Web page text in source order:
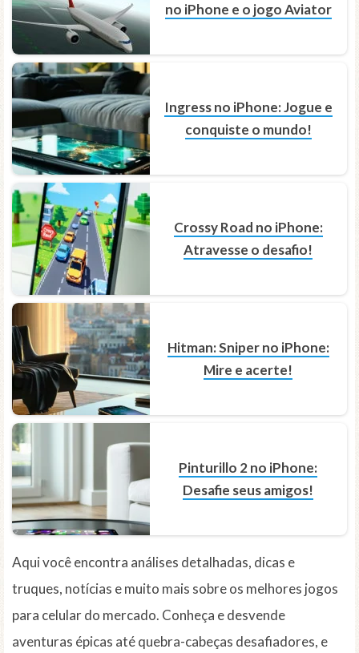
no iPhone e o jogo Aviator
Ingress no iPhone: Jogue e
conquiste o mundo!
Crossy Road no iPhone:
Atravesse o desafio!
Hitman: Sniper no iPhone:
Mire e acerte!
Pinturillo 2 no iPhone:
Desafie seus amigos!
Aqui você encontra análises detalhadas, dicas e
truques, notícias e muito mais sobre os melhores jogos
para celular do mercado. Conheça e desvende
aventuras épicas até quebra-cabeças desafiadores, e